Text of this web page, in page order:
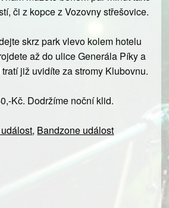
či z kopce z Vozovny střešovice.
skrz park vlevo kolem hotelu
až do ulice Generála Píky a
již uvidíte za stromy Klubovnu.
Kč. Dodržíme noční klid.
, Bandzone událost